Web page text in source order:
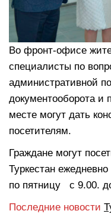
Во фронт-офисе
специалисты по
административной
документооборота и
месте могут дать
посетителям.
Граждане могут
Туркестан
по пятницу с 9.00.
Последние новости